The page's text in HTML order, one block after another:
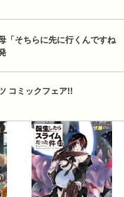
「そちらに先に行くんですね
コミックフェア!!